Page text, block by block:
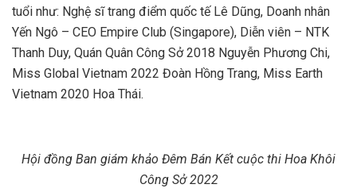
tuổi như: Nghệ sĩ trang điểm quốc tế Lê Dũng, Doanh nhân
Yến Ngô – CEO Empire Club (Singapore), Diễn viên – NTK
Thanh Duy, Quán Quân Công Sở 2018 Nguyễn Phương Chi,
Miss Global Vietnam 2022 Đoàn Hồng Trang, Miss Earth
Vietnam 2020 Hoa Thái.
Hội đồng Ban giám khảo Đêm Bán Kết cuộc thi Hoa Khôi
Công Sở 2022